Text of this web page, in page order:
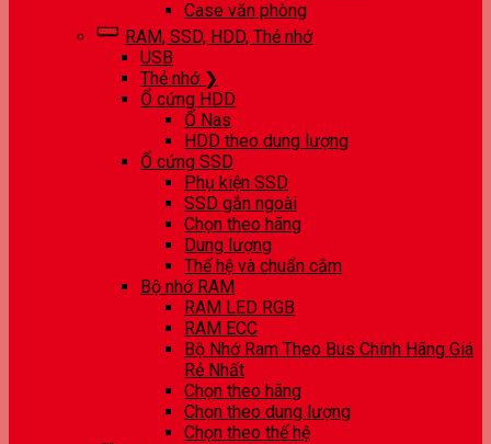
Case văn phòng
RAM, SSD, HDD, Thẻ nhớ
USB
Thẻ nhớ ❯
Ổ cứng HDD
Ổ Nas
HDD theo dung lượng
Ổ cứng SSD
Phụ kiện SSD
SSD gắn ngoài
Chọn theo hãng
Dung lượng
Thế hệ và chuẩn cắm
Bộ nhớ RAM
RAM LED RGB
RAM ECC
Bộ Nhớ Ram Theo Bus Chính Hãng Giá
Rẻ Nhất
Chọn theo hãng
Chọn theo dung lượng
Chọn theo thế hệ